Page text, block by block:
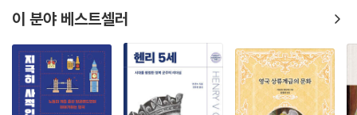
이 분야 베스트셀러